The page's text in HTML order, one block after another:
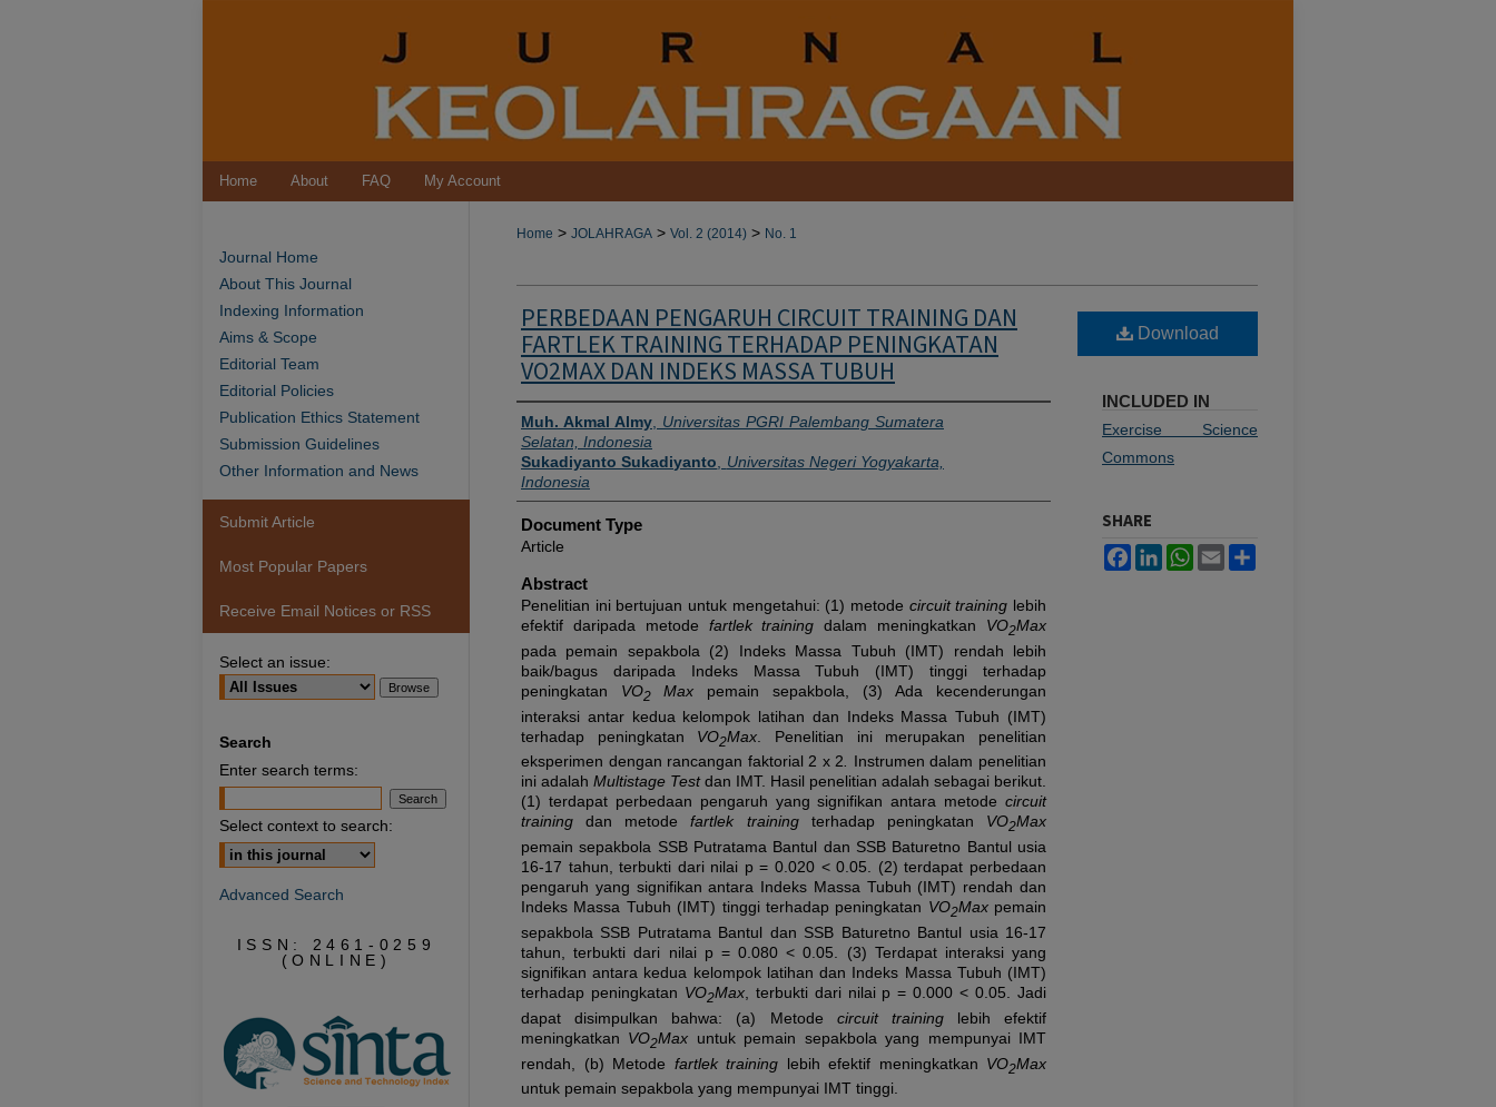
Home About FAQ My Account
Home > JOLAHRAGA > Vol. 2 (2014) > No. 1
PERBEDAAN PENGARUH CIRCUIT TRAINING DAN
FARTLEK TRAINING TERHADAP PENINGKATAN
VO2MAX DAN INDEKS MASSA TUBUH
Authors
Muh. Akmal Almy
Universitas PGRI Palembang Sumatera
Selatan, Indonesia
Sukadiyanto Sukadiyanto
Universitas Negeri Yogyakarta,
Indonesia
Document Type
Article
Abstract
Penelitian ini bertujuan untuk mengetahui: (1) metode circuit training lebih
efektif daripada metode fartlek training dalam meningkatkan VO2Max
pada pemain sepakbola (2) Indeks Massa Tubuh (IMT) rendah lebih
baik/bagus daripada Indeks Massa Tubuh (IMT) tinggi terhadap
peningkatan VO2 Max pemain sepakbola, (3) Ada kecenderungan
interaksi antar kedua kelompok latihan dan Indeks Massa Tubuh (IMT)
terhadap peningkatan VO2Max . Penelitian ini merupakan penelitian
eksperimen dengan rancangan faktorial 2 x 2. Instrumen dalam penelitian
ini adalah Multistage Testdan IMT. Hasil penelitian adalah sebagai berikut.
(1) terdapat perbedaan pengaruh yang signifikan antara metode circuit
training dan metodefartlek trainingterhadap peningkatan VO2Max
pemain sepakbola SSB Putratama Bantul dan SSB Baturetno Bantul usia
16-17 tahun, terbukti dari nilai p = 0.020 < 0.05. (2) terdapat perbedaan
pengaruh yang signifikan antara Indeks Massa Tubuh (IMT) rendah dan
Indeks Massa Tubuh (IMT) tinggi terhadap peningkatan VO2Maxpemain
sepakbola SSB Putratama Bantul dan SSB Baturetno Bantul usia 16-17
tahun, terbukti dari nilai p = 0.080 < 0.05. (3) Terdapat interaksi yang
signifikan antara kedua kelompok latihan dan Indeks Massa Tubuh (IMT)
terhadap peningkatan VO2Max, terbukti dari nilai p = 0.000 < 0.05. Jadi
dapat disimpulkan bahwa: (a) Metode circuit traininglebih efektif
meningkatkan VO2Max untuk pemain sepakbola yang mempunyai IMT
rendah, (b) Metode fartlek training lebih efektif meningkatkan VO2Max
untuk pemain sepakbola yang mempunyai IMT tinggi.
Download
INCLUDED IN
Exercise Science
Commons
SHARE
FacebookLinkedInWhatsApp
Email
Journal Home
About This Journal
Indexing Information
Aims & Scope
Editorial Team
Editorial Policies
Publication Ethics Statement
Submission Guidelines
Other Information and News
Submit Article
Most Popular Papers
Receive Email Notices or RSS
Select an issue:
Search
Enter search terms:
Select context to search:
Advanced Search
ISSN: 2461-0259
(ONLINE)